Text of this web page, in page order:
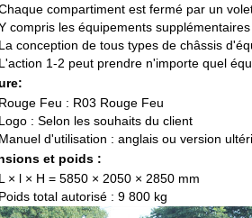
compartiment est fermé par un
compris les équipements
conception de tous types de châssis
1-2 peut prendre n'importe quel
Feu : R03 Rouge Feu
: Selon les souhaits du client
d'utilisation : anglais ou version
et poids :
× l × H = 5850 × 2050 × 2850 mm
total autorisé : 9 800 kg